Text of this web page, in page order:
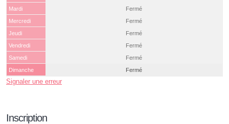
Mardi
Fermé
Mercredi
Fermé
Jeudi
Fermé
Vendredi
Fermé
Samedi
Fermé
Dimanche
Fermé
Signaler une erreur
Inscription